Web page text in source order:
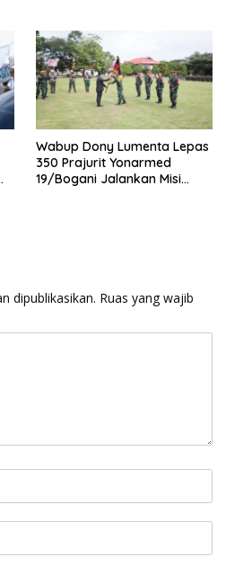
Wabup Dony Lumenta Lepas
350 Prajurit Yonarmed
19/Bogani Jalankan Misi
dipublikasikan. Ruas yang wajib